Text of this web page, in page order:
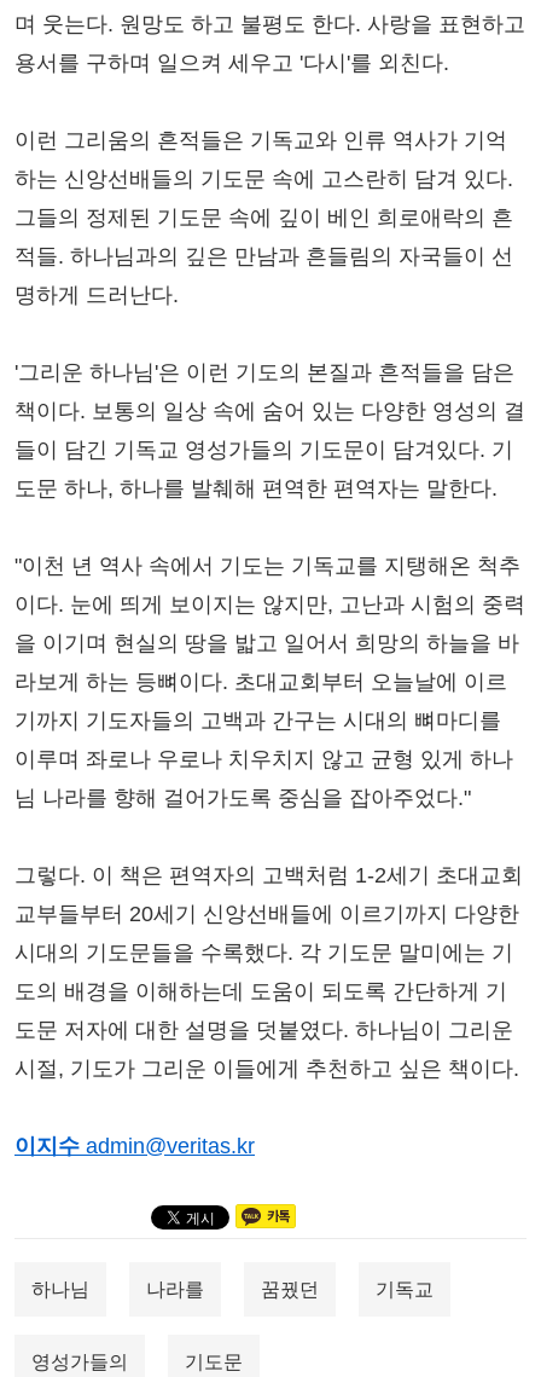
며 웃는다. 원망도 하고 불평도 한다. 사랑을 표현하고
용서를 구하며 일으켜 세우고 '다시'를 외친다.
이런 그리움의 흔적들은 기독교와 인류 역사가 기억
하는 신앙선배들의 기도문 속에 고스란히 담겨 있다.
그들의 정제된 기도문 속에 깊이 베인 희로애락의 흔
적들. 하나님과의 깊은 만남과 흔들림의 자국들이 선
명하게 드러난다.
'그리운 하나님'은 이런 기도의 본질과 흔적들을 담은
책이다. 보통의 일상 속에 숨어 있는 다양한 영성의 결
들이 담긴 기독교 영성가들의 기도문이 담겨있다. 기
도문 하나, 하나를 발췌해 편역한 편역자는 말한다.
"이천 년 역사 속에서 기도는 기독교를 지탱해온 척추
이다. 눈에 띄게 보이지는 않지만, 고난과 시험의 중력
을 이기며 현실의 땅을 밟고 일어서 희망의 하늘을 바
라보게 하는 등뼈이다. 초대교회부터 오늘날에 이르
기까지 기도자들의 고백과 간구는 시대의 뼈마디를
이루며 좌로나 우로나 치우치지 않고 균형 있게 하나
님 나라를 향해 걸어가도록 중심을 잡아주었다."
그렇다. 이 책은 편역자의 고백처럼 1-2세기 초대교회
교부들부터 20세기 신앙선배들에 이르기까지 다양한
시대의 기도문들을 수록했다. 각 기도문 말미에는 기
도의 배경을 이해하는데 도움이 되도록 간단하게 기
도문 저자에 대한 설명을 덧붙였다. 하나님이 그리운
시절, 기도가 그리운 이들에게 추천하고 싶은 책이다.
이지수 admin@veritas.kr
하나님 나라를 꿈꿨던 기독교
영성가들의 기도문